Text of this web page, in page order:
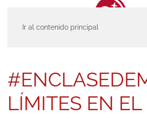
Ir al contenido principal
LÍMITES EN EL